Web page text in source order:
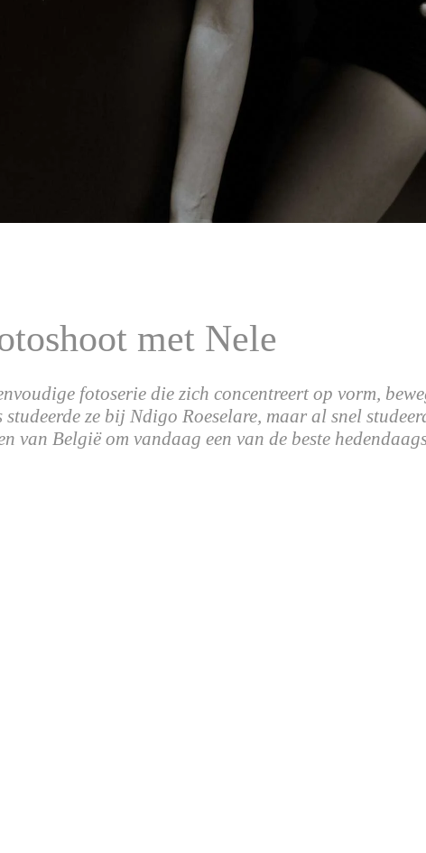
met Nele
fotoserie die zich concentreert op vorm,
studeerde ze bij Ndigo Roeselare, maar al snel
van België om vandaag een van de beste